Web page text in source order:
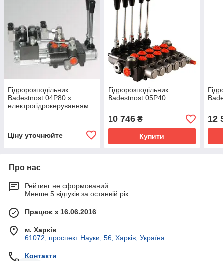
Гідророзподільник
Badestnost 04Р80 з
електрогідрокеруванням
Ціну уточнюйте
Гідророзподільник
Badestnost 05Р40
10 746₴
Купити
12
Про нас
Рейтинг не сформований
Менше 5 відгуків за останній рік
Працює з 16.06.2016
м. Харків
61072, проспект Науки, 56, Харків, Україна
Контакти